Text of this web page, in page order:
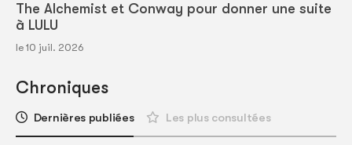
The Alchemist et Conway pour donner une suite
à LULU
le 10 juil. 2026
Chroniques
Dernières publiées Les plus consultées